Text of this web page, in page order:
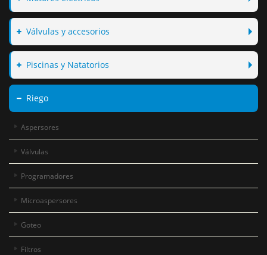
Válvulas y accesorios
Piscinas y Natatorios
Riego
Aspersores
Válvulas
Programadores
Microaspersores
Goteo
Filtros